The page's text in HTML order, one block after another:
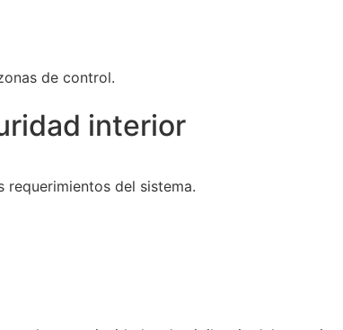
de control.
interior
del sistema.